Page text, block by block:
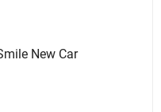
New Car